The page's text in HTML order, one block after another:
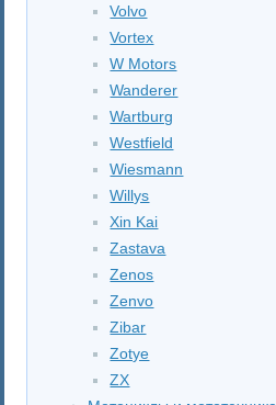
Volvo
Vortex
W Motors
Wanderer
Wartburg
Westfield
Wiesmann
Willys
Xin Kai
Zastava
Zenos
Zenvo
Zibar
Zotye
ZX